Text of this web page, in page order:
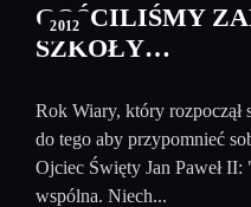
2012
GOŚCILIŚMY
SZKOŁY…
Rok Wiary, który rozpoczął
do tego aby przypomnieć
Ojciec Święty Jan Paweł II:
wspólna. Niech...